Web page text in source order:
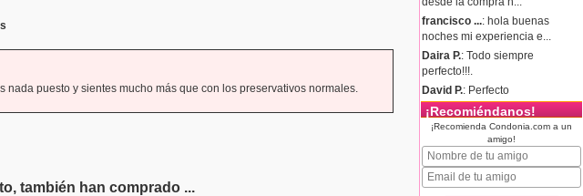
puesto y sientes mucho más que con los preservativos normales.
también han comprado ...
francisco ...: hola buenas
noches mi experiencia e...
Daira P.: Todo siempre
perfecto!!!.
David P.: Perfecto
¡Recomiéndanos!
¡Recomienda Condonia.com a un
amigo!